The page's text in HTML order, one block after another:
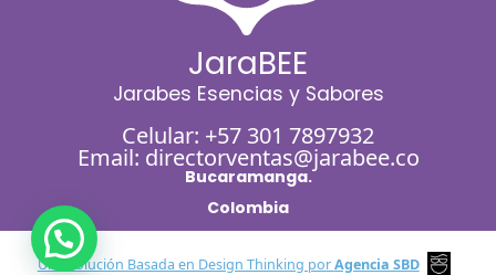
JaraBEE
Jarabes Esencias y Sabores
Celular: +57 301 7897932
Email: directorventas@jarabee.co
Bucaramanga.
Colombia
Una Solución Basada en Design Thinking porAgencia SBD